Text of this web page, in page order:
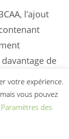
l’ajout
de
combiner
votre expérience.
vous pouvez
Paramètres des